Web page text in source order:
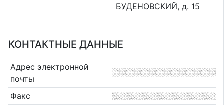
БУДЕНОВСКИЙ, д. 15
КОНТАКТНЫЕ ДАННЫЕ
Адрес электронной
почты
Факс